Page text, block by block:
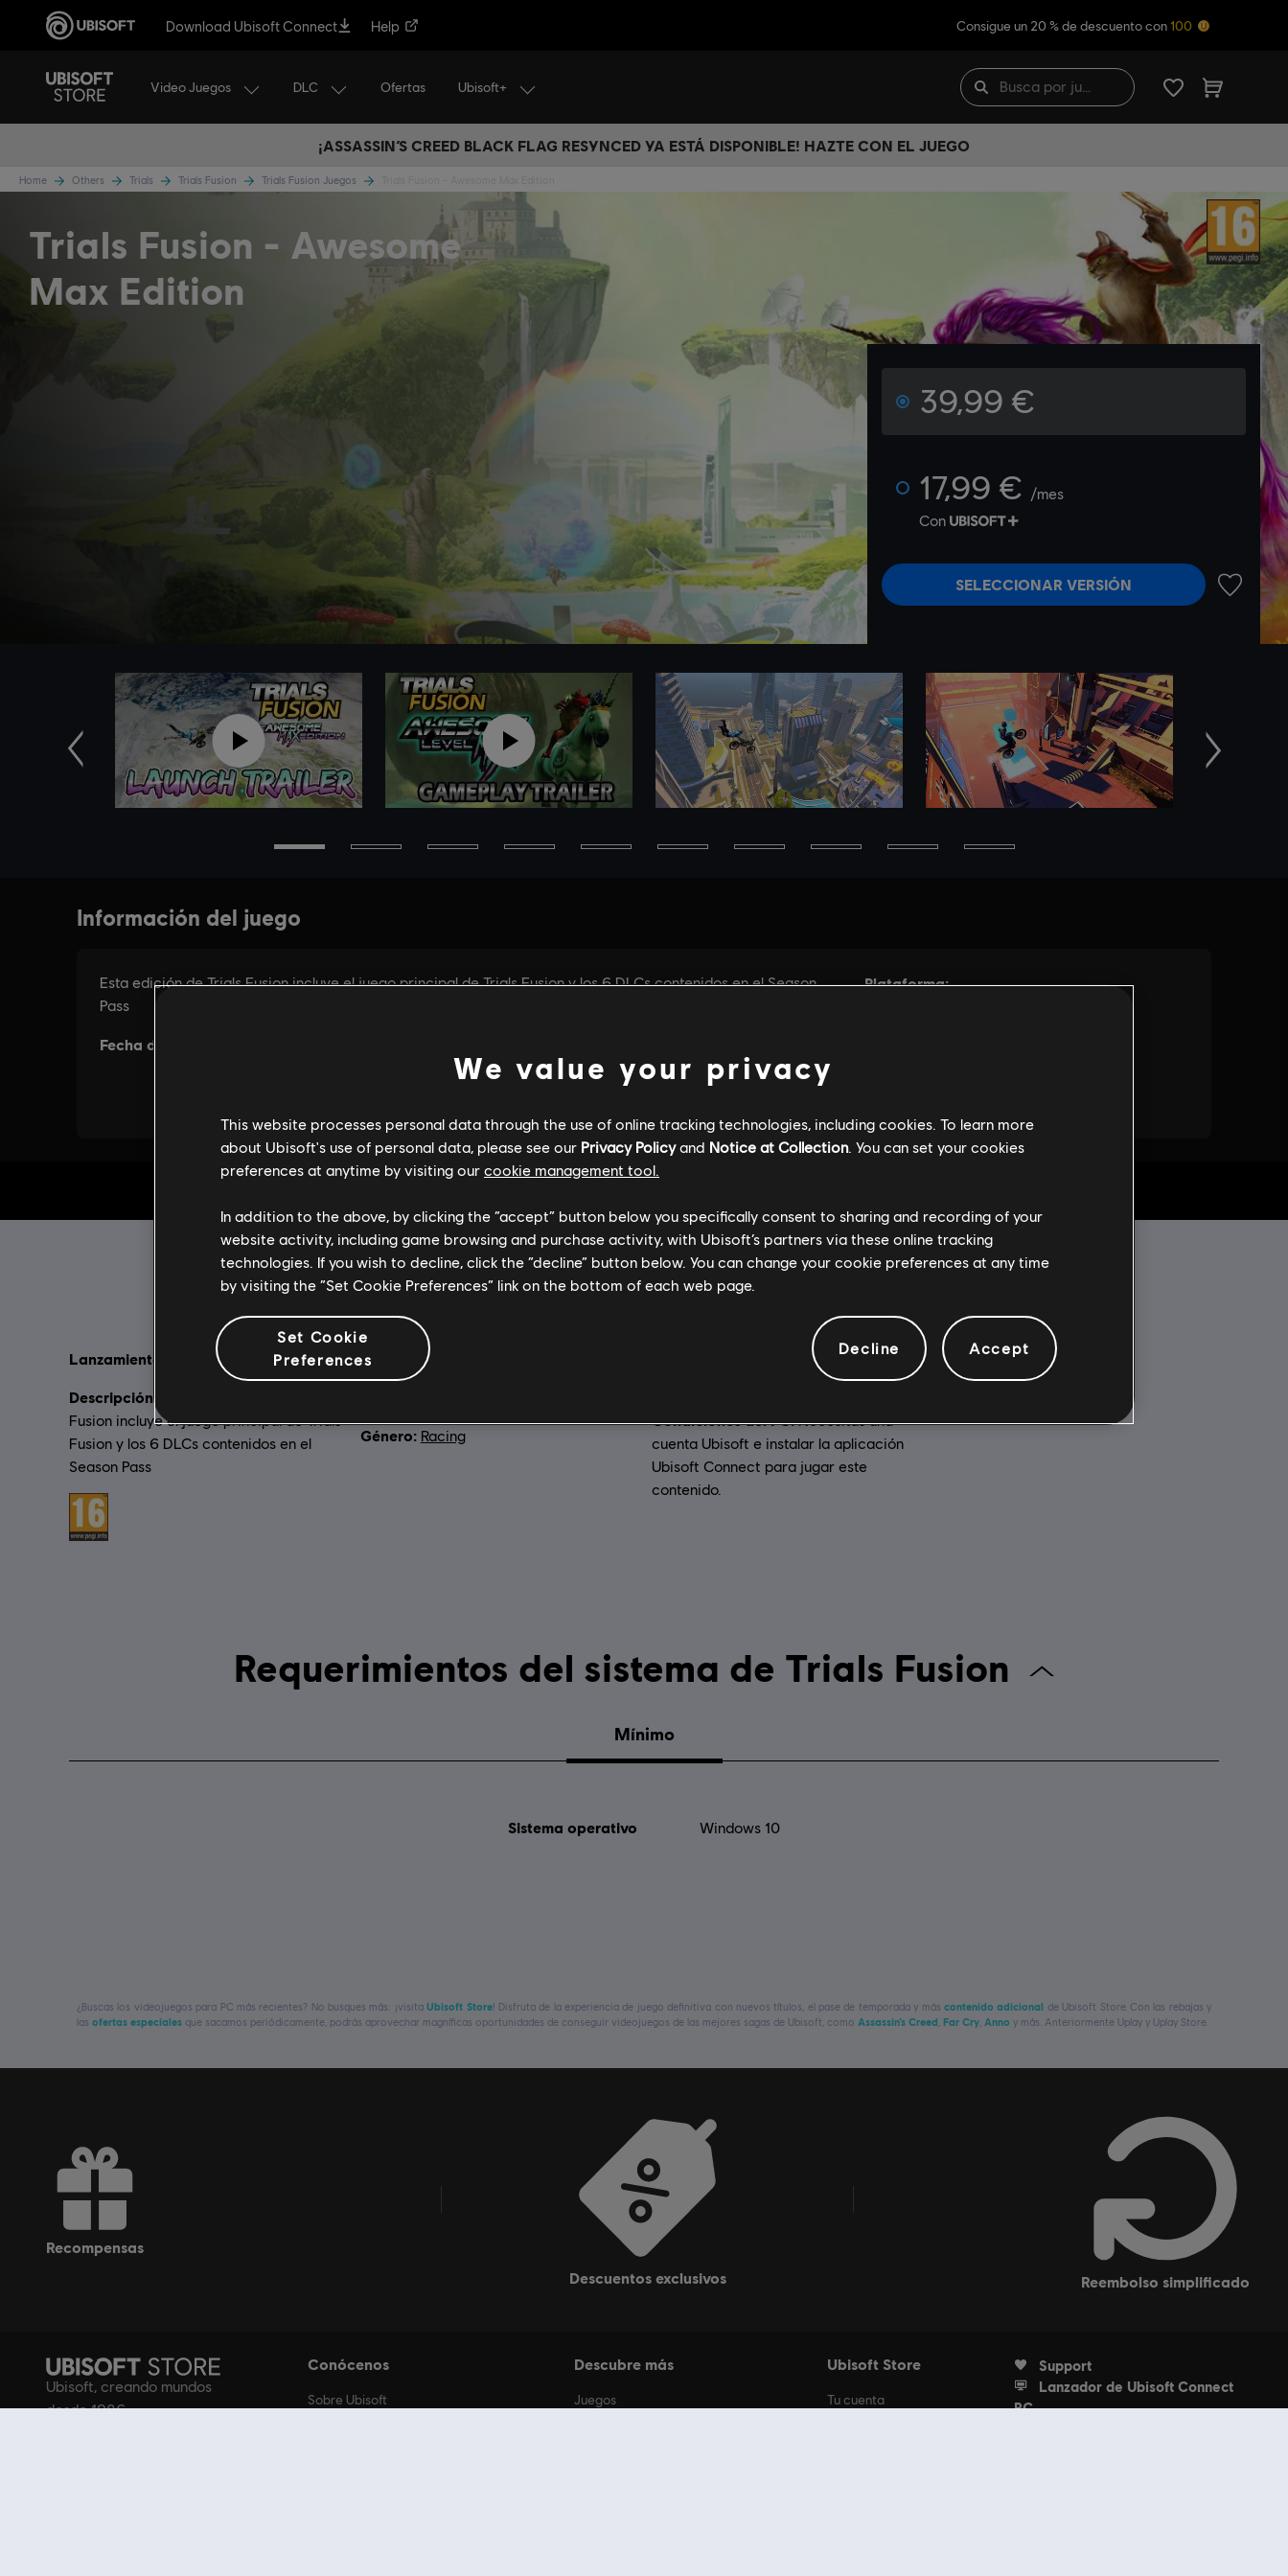
Download Ubisoft Connect Help Consigue un 20 % de descuento con 100
Video Juegos DLC Ofertas Ubisoft+
¡ASSASSIN’S CREED BLACK FLAG RESYNCED YA ESTÁ DISPONIBLE! HAZTE CON EL JUEGO
Home Others Trials Trials Fusion Trials Fusion Juegos
Trials Fusion
Awesome
Max Edition
39,99 €
17,99 € /mes
Con
SELECCIONAR VERSIÓN
AÑADIR
Anterior Siguiente
Información general
Lanzamiento: 15/07/2015
Descripción:
Fusion incluye el juego principal de Trials
Fusion y los 6 DLCs contenidos en el
Season Pass
Clasificación por edad :
Idioma: Eng
Género: Racing
Añadido automáticamente a
la biblioteca de Ubisoft Connect para PC
Condiciones del PC: Necesitas una
cuenta Ubisoft e instalar la aplicación
Ubisoft Connect para jugar este
contenido.
Multijugador: Si
Requerimientos del sistema de Trials Fusion
Mínimo
Sistema operativo Windows 10
¿Buscas los videojuegos para PC más recientes? No busques más: ¡visitaUbisoft Store! Disfruta de la experiencia de juego definitiva con nuevos títulos, el pase de temporada y más contenido adicional de Ubisoft Store. Con las rebajas y
las ofertas especiales que sacamos periódicamente, podrás aprovechar magníficas oportunidades de conseguir videojuegos de las mejores sagas de Ubisoft, como Assassin’s Creed Far Cry Anno y más. Anteriormente Uplay y Uplay Store.
recompensas
descuentos exclusivos
reembolso simplificado
Ubisoft, creando mundos
desde 1986
Conócenos
Sobre Ubisoft
Descubre más
Juegos
Ubisoft Store
Tu cuenta
Support
Lanzador de Ubisoft Connect
PC
We value your privacy
This website processes personal data through the use of online tracking technologies, including cookies. To learn more
about Ubisoft's use of personal data, please see our Privacy Policyand Notice at Collection. You can set your cookies
preferences at anytime by visiting our cookie management tool.
In addition to the above, by clicking the “accept” button below you specifically consent to sharing and recording of your
website activity, including game browsing and purchase activity, with Ubisoft’s partners via these online tracking
technologies. If you wish to decline, click the “decline” button below. You can change your cookie preferences at any time
by visiting the “Set Cookie Preferences” link on the bottom of each web page.
Set Cookie
Preferences
Decline Accept